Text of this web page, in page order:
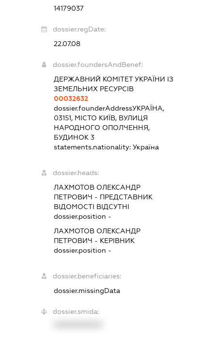
14179037
dossier.regDate:
22.07.08
dossier.foundersAndBenef:
ДЕРЖАВНИЙ КОМІТЕТ УКРАЇНИ ІЗ
ЗЕМЕЛЬНИХ РЕСУРСІВ
00032632
dossier.founderAddressУКРАЇНА,
03151, МІСТО КИЇВ, ВУЛИЦЯ
НАРОДНОГО ОПОЛЧЕННЯ,
БУДИНОК 3
statements.nationality: Україна
dossier.heads:
ЛАХМОТОВ ОЛЕКСАНДР
ПЕТРОВИЧ - ПРЕДСТАВНИК
ВІДОМОСТІ ВІДСУТНІ
dossier.position -
ЛАХМОТОВ ОЛЕКСАНДР
ПЕТРОВИЧ - КЕРІВНИК
dossier.position -
dossier.beneficiaries:
dossier.missingData
dossier.smida: